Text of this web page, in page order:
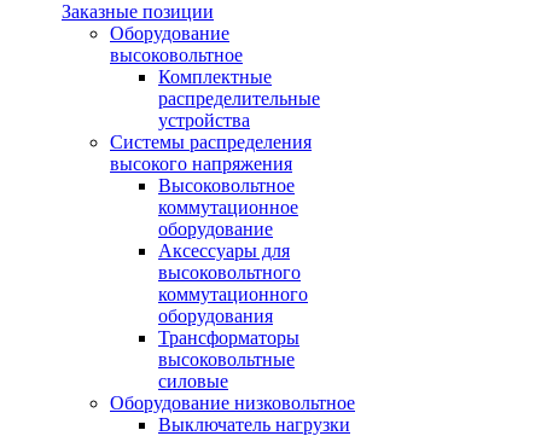
Заказные позиции
Оборудование
высоковольтное
Комплектные
распределительные
устройства
Системы распределения
высокого напряжения
Высоковольтное
коммутационное
оборудование
Аксессуары для
высоковольтного
коммутационного
оборудования
Трансформаторы
высоковольтные
силовые
Оборудование низковольтное
Выключатель нагрузки